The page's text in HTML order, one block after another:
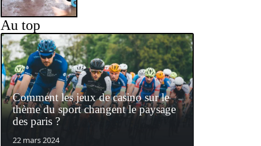
Au top
Comment les jeux de casino sur le
thème du sport changent le paysage
des paris ?
22 mars 2024